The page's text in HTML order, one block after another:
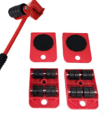
بزرگنمایی تصویر